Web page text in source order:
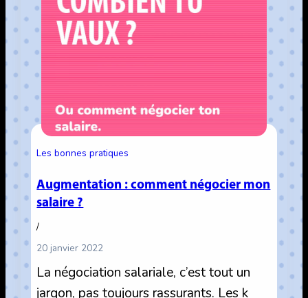
Les bonnes pratiques
Augmentation : comment négocier mon
salaire ?
/
20 janvier 2022
La négociation salariale, c’est tout un
jargon, pas toujours rassurants. Les k